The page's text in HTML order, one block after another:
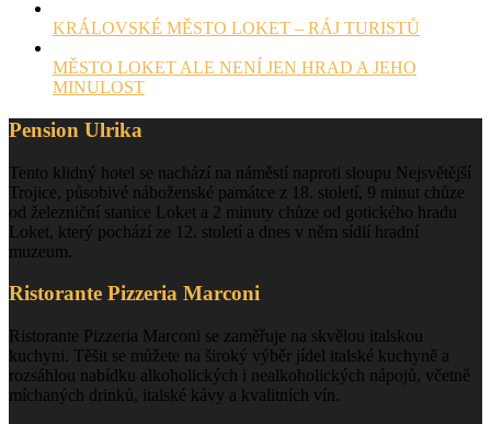
KRÁLOVSKÉ MĚSTO LOKET – RÁJ TURISTŮ
MĚSTO LOKET ALE NENÍ JEN HRAD A JEHO
MINULOST
Pension Ulrika
Tento klidný hotel se nachází na náměstí naproti sloupu Nejsvětější
Trojice, působivé náboženské památce z 18. století, 9 minut chůze
od železniční stanice Loket a 2 minuty chůze od gotického hradu
Loket, který pochází ze 12. století a dnes v něm sídlí hradní
muzeum.
Ristorante Pizzeria Marconi
Ristorante Pizzeria Marconi se zaměřuje na skvělou italskou
kuchyni. Těšit se můžete na široký výběr jídel italské kuchyně a
rozsáhlou nabídku alkoholických i nealkoholických nápojů, včetně
míchaných drinků, italské kávy a kvalitních vín.